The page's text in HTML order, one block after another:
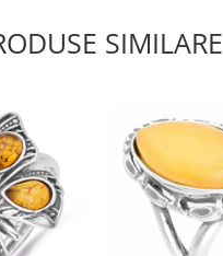
SIMILARE